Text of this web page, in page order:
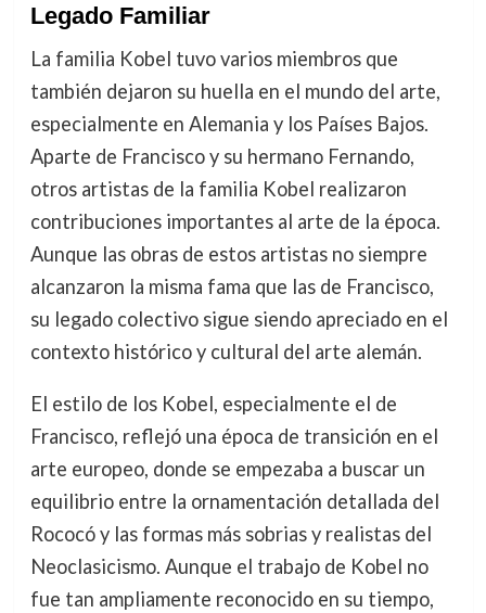
Legado Familiar
La familia Kobel tuvo varios miembros que
también dejaron su huella en el mundo del arte,
especialmente en Alemania y los Países Bajos.
Aparte de Francisco y su hermano Fernando,
otros artistas de la familia Kobel realizaron
contribuciones importantes al arte de la época.
Aunque las obras de estos artistas no siempre
alcanzaron la misma fama que las de Francisco,
su legado colectivo sigue siendo apreciado en el
contexto histórico y cultural del arte alemán.
El estilo de los Kobel, especialmente el de
Francisco, reflejó una época de transición en el
arte europeo, donde se empezaba a buscar un
equilibrio entre la ornamentación detallada del
Rococó y las formas más sobrias y realistas del
Neoclasicismo. Aunque el trabajo de Kobel no
fue tan ampliamente reconocido en su tiempo,